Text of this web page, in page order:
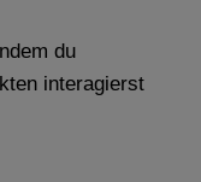
du
interagierst